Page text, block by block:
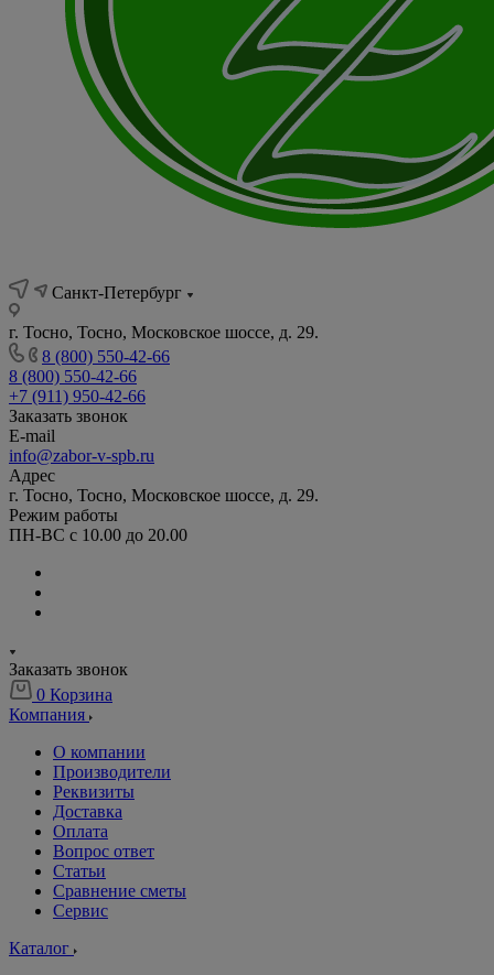
Санкт-Петербург
г. Тосно, Тосно, Московское шоссе, д. 29.
8 (800) 550-42-66
8 (800) 550-42-66
+7 (911) 950-42-66
Заказать звонок
E-mail
info@zabor-v-spb.ru
Адрес
г. Тосно, Тосно, Московское шоссе, д. 29.
Режим работы
ПН-ВС с 10.00 до 20.00
Заказать звонок
0 Корзина
Компания
О компании
Производители
Реквизиты
Доставка
Оплата
Вопрос ответ
Статьи
Сравнение сметы
Сервис
Каталог